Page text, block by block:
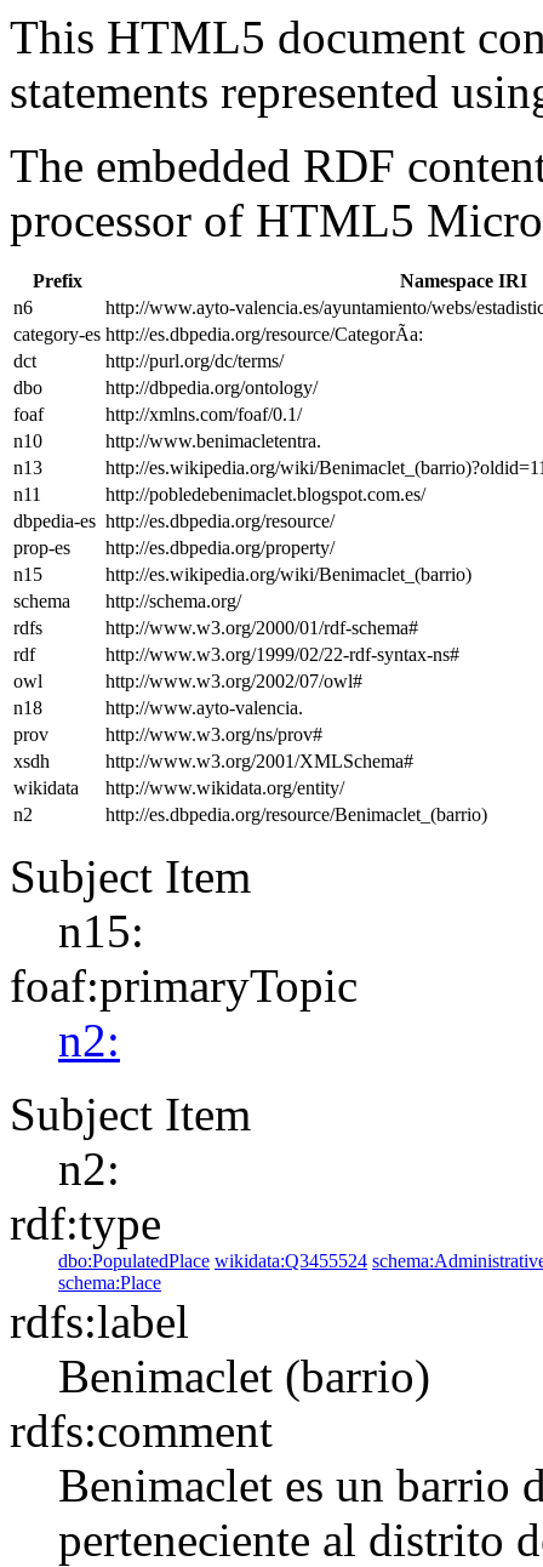
This HTML5 document
statements represented
The embedded RDF
processor of HTML5
Prefix
Namespace IRI
n6
http://www.ayto-valencia.es/ayuntamiento/webs/
category-es http://es.dbpedia.org/resource/CategorÃ­a:
dct
http://purl.org/dc/terms/
dbo
http://dbpedia.org/ontology/
foaf
http://xmlns.com/foaf/0.1/
n10
http://www.benimacletentra.
n13
http://es.wikipedia.org/wiki/
n11
http://pobledebenimaclet.blogspot.com.es/
dbpedia-es http://es.dbpedia.org/resource/
prop-es
http://es.dbpedia.org/property/
n15
http://es.wikipedia.org/wiki/Benimaclet_(barrio)
schema
http://schema.org/
rdfs
http://www.w3.org/2000/01/rdf-schema#
rdf
http://www.w3.org/1999/02/22-rdf-syntax-ns#
owl
http://www.w3.org/2002/07/owl#
n18
http://www.ayto-valencia.
prov
http://www.w3.org/ns/prov#
xsdh
http://www.w3.org/2001/XMLSchema#
wikidata
http://www.wikidata.org/entity/
n2
http://es.dbpedia.org/resource/Benimaclet_(barrio)
Subject Item
n15:
foaf:primaryTopic
n2:
Subject Item
n2:
rdf:type
dbo:PopulatedPlace wikidata:Q3455524
schema:Place
rdfs:label
Benimaclet (barrio)
rdfs:comment
Benimaclet es un barrio
perteneciente al distrito